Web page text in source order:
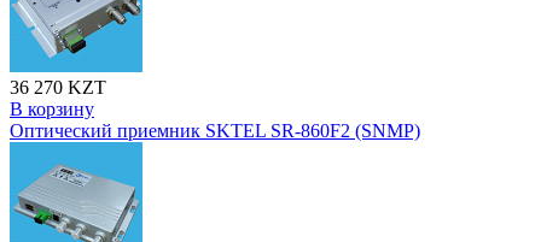
36 270 KZT
В корзину
Оптический приемник SKTEL SR-860F2 (SNMP)